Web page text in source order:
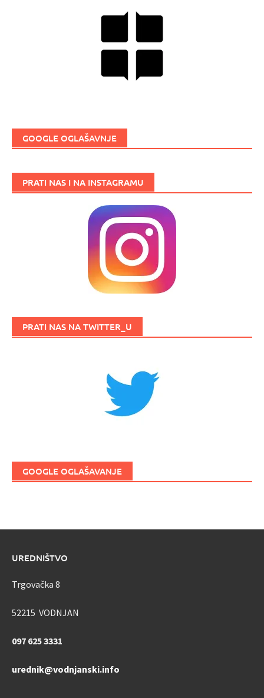
GOOGLE OGLAŠAVNJE
PRATI NAS I NA INSTAGRAMU
PRATI NAS NA TWITTER_U
GOOGLE OGLAŠAVANJE
UREDNIŠTVO
Trgovačka 8
52215 VODNJAN
097 625 3331
urednik@vodnjanski.info